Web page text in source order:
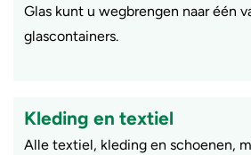
Glas kunt u wegbrengen naar één
glascontainers.
Kleding en textiel
Alle textiel, kleding en schoenen,